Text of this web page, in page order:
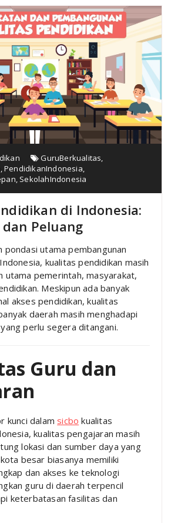
GuruBerkualitas
,PendidikanIndonesia
SekolahIndonesia
di Indonesia:
Peluang
pondasi utama pembangunan
kualitas pendidikan masih
utama pemerintah, masyarakat,
Meskipun ada banyak
akses pendidikan, kualitas
daerah masih menghadapi
perlu segera ditangani.
Guru dan
kunci dalam sicbo kualitas
kualitas pengajaran masih
lokasi dan sumber daya yang
besar biasanya memiliki
dan akses ke teknologi
guru di daerah terpencil
keterbatasan fasilitas dan